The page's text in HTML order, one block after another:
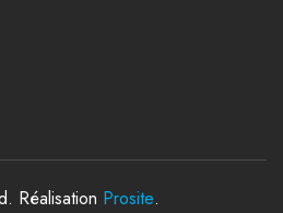
Réalisation Prosite.